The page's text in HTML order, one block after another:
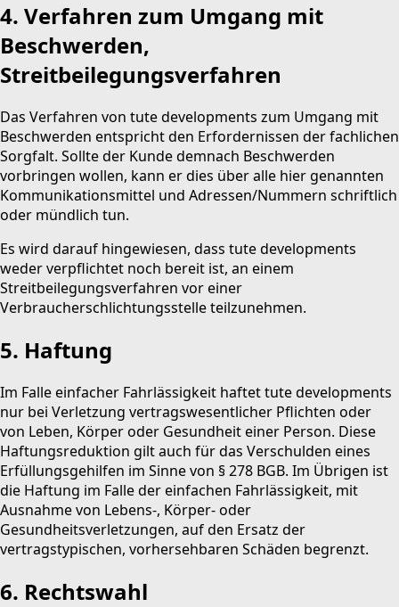
4. Verfahren zum Umgang mit
Beschwerden,
Streitbeilegungsverfahren
Das Verfahren von tute developments zum Umgang mit
Beschwerden entspricht den Erfordernissen der fachlichen
Sorgfalt. Sollte der Kunde demnach Beschwerden
vorbringen wollen, kann er dies über alle hier genannten
Kommunikationsmittel und Adressen/Nummern schriftlich
oder mündlich tun.
Es wird darauf hingewiesen, dass tute developments
weder verpflichtet noch bereit ist, an einem
Streitbeilegungsverfahren vor einer
Verbraucherschlichtungsstelle teilzunehmen.
5. Haftung
Im Falle einfacher Fahrlässigkeit haftet tute developments
nur bei Verletzung vertragswesentlicher Pflichten oder
von Leben, Körper oder Gesundheit einer Person. Diese
Haftungsreduktion gilt auch für das Verschulden eines
Erfüllungsgehilfen im Sinne von § 278 BGB. Im Übrigen ist
die Haftung im Falle der einfachen Fahrlässigkeit, mit
Ausnahme von Lebens-, Körper- oder
Gesundheitsverletzungen, auf den Ersatz der
vertragstypischen, vorhersehbaren Schäden begrenzt.
6. Rechtswahl